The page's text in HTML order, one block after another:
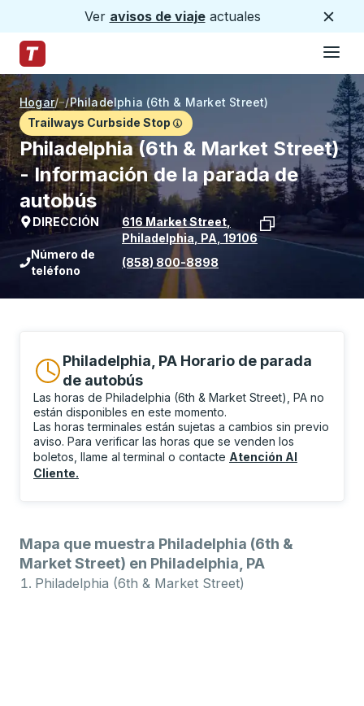
Ver avisos de viajeactuales
Página de inicio de Trailways
Hogar/ /Philadelphia (6th & Market Street)
Trailways Curbside Stop
Philadelphia (6th & Market Street)
- Información de la parada de
autobús
DIRECCIÓN 616 Market Street,
Philadelphia PA 19106
Ver la ubicación de la parada en
Número de
teléfono
(858) 800-8898
Philadelphia, PA Horario de parada
de autobús
Las horas de Philadelphia (6th & Market Street), PA no
están disponibles en este momento.
Las horas terminales están sujetas a cambios sin previo
aviso. Para verificar las horas que se venden los
boletos, llame al terminal o contacte Atención Al
Cliente.
Mapa que muestra Philadelphia (6th &
Market Street) en Philadelphia, PA
Philadelphia (6th & Market Street)